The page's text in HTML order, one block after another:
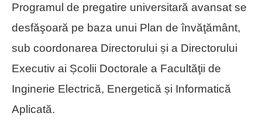
Programul de pregatire universitară avansat se
desfăşoară pe baza unui Plan de învăţământ,
sub coordonarea Directorului și a Directorului
Executiv ai Școlii Doctorale a Facultăţii de
Inginerie Electrică, Energetică și Informatică
Aplicată.